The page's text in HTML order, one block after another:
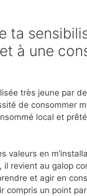
ta
à une
très jeune par
de consommer
local et
valeurs en
revient au galop
et agir en
compris un point